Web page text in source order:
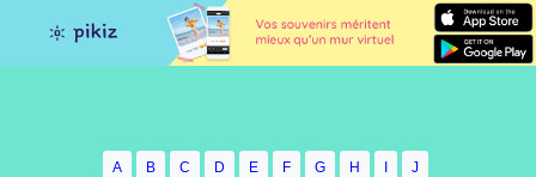
A B C D E F G H I J